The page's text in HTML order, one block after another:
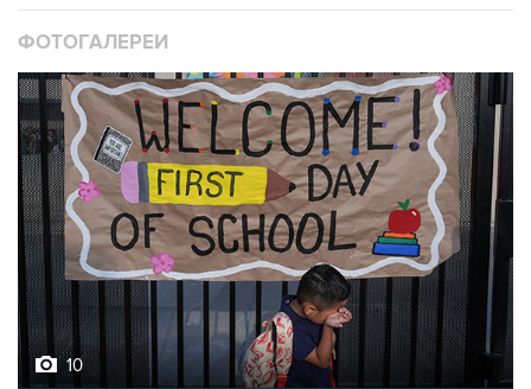
ФОТОГАЛЕРЕИ
10